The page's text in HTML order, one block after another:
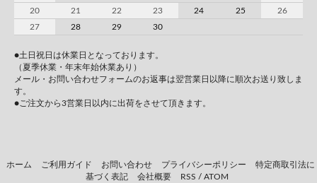
20
21 22 23 24 25
26
27
28 29 30
●土日祝日は休業日となっております。
（夏季休業・年末年始休業あり）
メール・お問い合わせフォームのお返事は翌営業日以降に順次お送り致しま
す。
●ご注文から3営業日以内に出荷をさせて頂きます。
ホーム ご利用ガイド お問い合わせ プライバシーポリシー
特定商取引法に
基づく表記
会社概要 RSS / ATOM